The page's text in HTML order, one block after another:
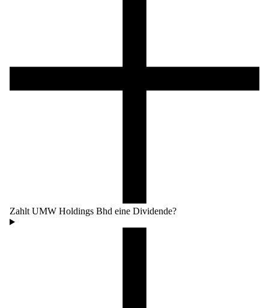
Zahlt UMW Holdings Bhd eine Dividende?